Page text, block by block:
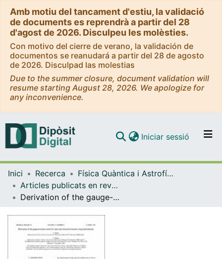
Amb motiu del tancament d'estiu, la validació
de documents es reprendrà a partir del 28
d'agost de 2026. Disculpeu les molèsties.
Con motivo del cierre de verano, la validación de
documentos se reanudará a partir del 28 de agosto
de 2026. Disculpad las molestias
Due to the summer closure, document validation will
resume starting August 28, 2026. We apologize for
any inconvenience.
Navega per tot el DD
Contacte
Iniciar sessió (current)
Inici Recerca
Física Quàntica i Astrofísica
Articles publicats en revistes (Física Quàntica i Astrofísica)
Derivation of the gauge-invariant action for open and closed free bosonic string field theories